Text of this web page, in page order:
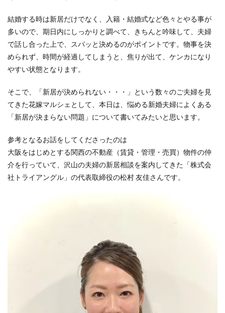
結婚する時は新居だけでなく、入籍・結婚式など色々とやる事が
多いので、期日内にしっかりと調べて、きちんと吟味して、夫婦
で話し合った上で、スパッと決めるのがポイントです。物事を決
められず、時間が経過してしまうと、焦りが出て、ケンカになり
やすい状態となります。
そこで、「新居が決められない・・・」という数々のご夫婦を見
てきた花嫁マルシェとして、本日は、悩める新婚夫婦によくある
「新居が決まらない問題」について書いてみたいと思います。
参考となるお話をしてくださったのは
大阪をはじめとする関西の不動産（賃貸・管理・売買）物件の仲
介を行っていて、沢山の夫婦の新居相談を案内してきた「株式会
社トライアングル」の代表取締役の松村 友佳さんです。